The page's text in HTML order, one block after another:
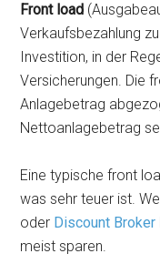
Front load
Verkaufsbezahlung
Investition, in der
Versicherungen. Die
Anlagebetrag
Nettoanlagebetrag
Eine typische front
was sehr teuer ist.
oder Discount Broker
meist sparen.